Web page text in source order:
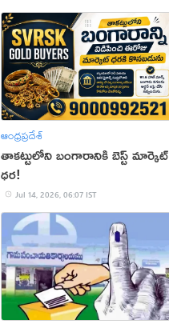
ఆంధ్రప్రదేశ్
తాకట్టులోని బంగారానికి బెస్ట్ మార్కెట్
ధర!
Jul 14, 2026, 06:07 IST